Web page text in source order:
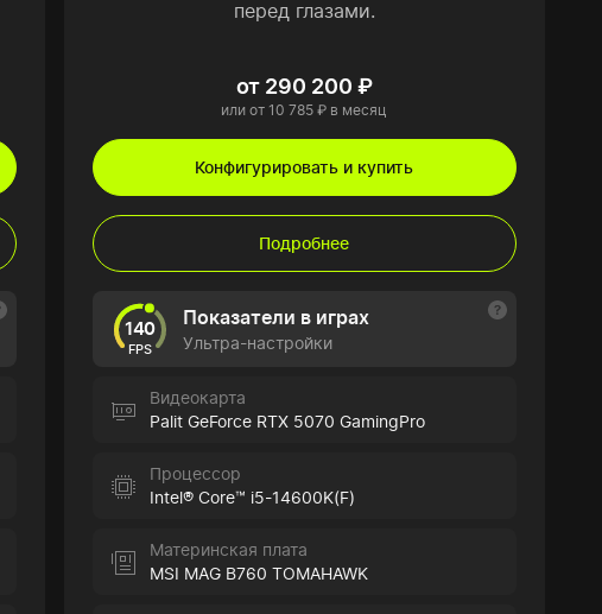
перед глазами.
от 290 200 ₽
или от 10 785 ₽ в месяц
Конфигурировать и купить
Подробнее
140
FPS
Показатели в играх
Ультра-настройки
Видеокарта
Palit GeForce RTX 5070 GamingPro
Процессор
Intel® Core™ i5-14600K(F)
Материнская плата
MSI MAG B760 TOMAHAWK